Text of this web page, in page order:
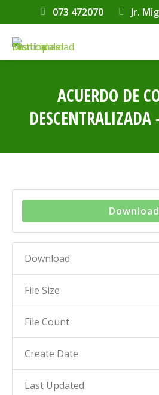
073 472070 Jr.
ACUERDO DE
Download
Download
File Size
File Count
Create Date
Last Updated